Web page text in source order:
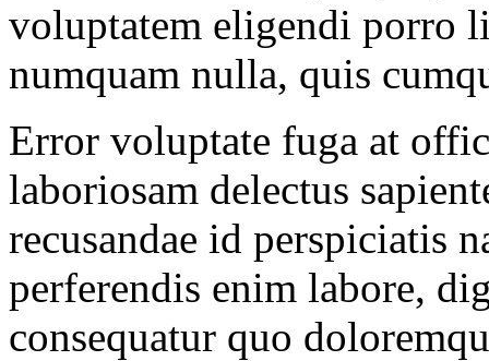
voluptatem eligendi porro
numquam nulla, quis
Error voluptate fuga at
laboriosam delectus
recusandae id perspiciatis
perferendis enim labore,
consequatur quo